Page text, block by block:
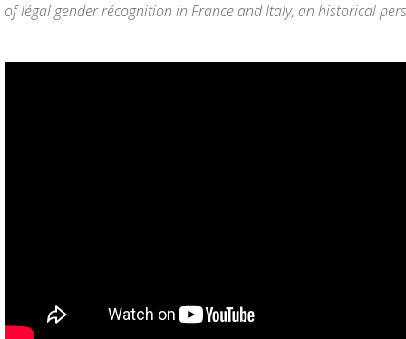
of légal gender récognition in France and Italy, an historical